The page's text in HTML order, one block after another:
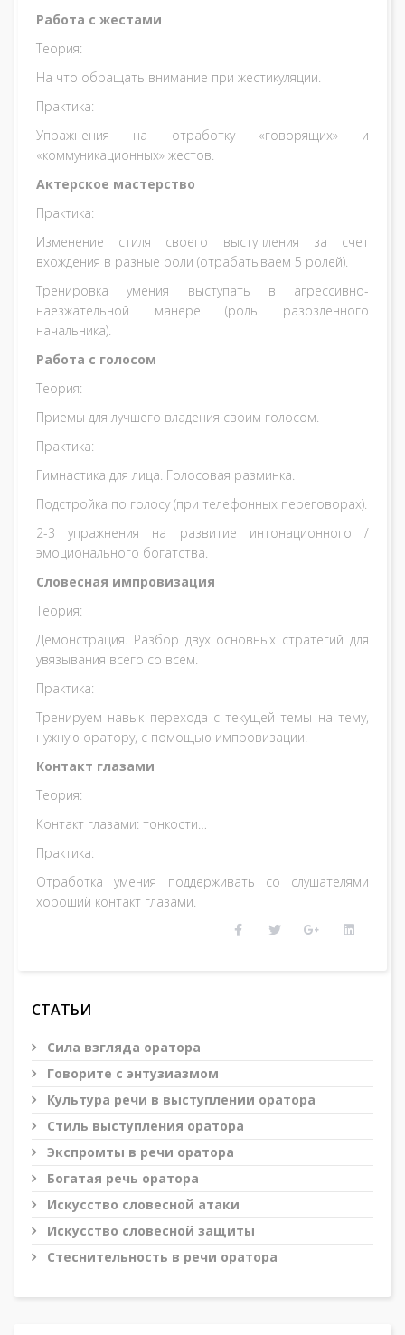
Работа с жестами
Теория:
На что обращать внимание при жестикуляции.
Практика:
Упражнения на отработку «говорящих» и
«коммуникационных» жестов.
Актерское мастерство
Практика:
Изменение стиля своего выступления за счет
вхождения в разные роли (отрабатываем 5 ролей).
Тренировка умения выступать в агрессивно-
наезжательной манере (роль разозленного
начальника).
Работа с голосом
Теория:
Приемы для лучшего владения своим голосом.
Практика:
Гимнастика для лица. Голосовая разминка.
Подстройка по голосу (при телефонных переговорах).
2-3 упражнения на развитие интонационного /
эмоционального богатства.
Словесная импровизация
Теория:
Демонстрация. Разбор двух основных стратегий для
увязывания всего со всем.
Практика:
Тренируем навык перехода с текущей темы на тему,
нужную оратору, с помощью импровизации.
Контакт глазами
Теория:
Контакт глазами: тонкости…
Практика:
Отработка умения поддерживать со слушателями
хороший контакт глазами.
СТАТЬИ
Сила взгляда оратора
Говорите с энтузиазмом
Культура речи в выступлении оратора
Стиль выступления оратора
Экспромты в речи оратора
Богатая речь оратора
Искусство словесной атаки
Искусство словесной защиты
Стеснительность в речи оратора